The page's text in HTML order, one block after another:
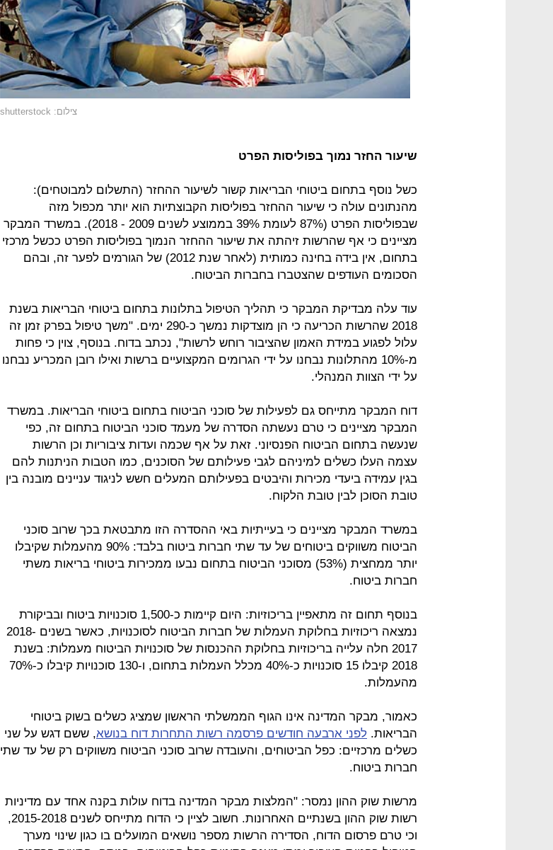
צילום: shutterstock
שיעור החזר נמוך בפוליסות הפרט
כשל נוסף בתחום ביטוחי הבריאות קשור לשיעור ההחזר (התשלום למבוטחים):
מהנתונים עולה כי שיעור ההחזר בפוליסות הקבוצתיות הוא יותר מכפול מזה
שבפוליסות הפרט (87% לעומת 39% בממוצע לשנים 2009 - 2018). במשרד המבקר
מציינים כי אף שהרשות זיהתה את שיעור ההחזר הנמוך בפוליסות הפרט ככשל מרכזי
בתחום, אין בידה בחינה כמותית (לאחר שנת 2012) של הגורמים לפער זה, ובהם
הסכומים העודפים שהצטברו בחברות הביטוח.
עוד עלה מבדיקת המבקר כי תהליך הטיפול בתלונות בתחום ביטוחי הבריאות בשנת
2018 שהרשות הכריעה כי הן מוצדקות נמשך כ-290 ימים. "משך טיפול בפרק זמן זה
עלול לפגוע במידת האמון שהציבור רוחש לרשות", נכתב בדוח. בנוסף, צוין כי פחות
מ-10% מהתלונות נבחנו על ידי הגרומים המקצועיים ברשות ואילו רובן המכריע נבחנו
על ידי הצוות המנהלי.
דוח המבקר מתייחס גם לפעילות של סוכני הביטוח בתחום ביטוחי הבריאות. במשרד
המבקר מציינים כי טרם נעשתה הסדרה של מעמד סוכני הביטוח בתחום זה, כפי
שנעשה בתחום הביטוח הפנסיוני. זאת על אף שכמה ועדות ציבוריות וכן הרשות
עצמה העלו כשלים למיניהם לגבי פעילותם של הסוכנים, כמו הטבות הניתנות להם
בגין עמידה ביעדי מכירות והיבטים בפעילותם המעלים חשש לניגוד עניינים מובנה בין
טובת הסוכן לבין טובת הלקוח.
במשרד המבקר מציינים כי בעייתיות באי ההסדרה הזו מתבטאת בכך שרוב סוכני
הביטוח משווקים ביטוחים של עד שתי חברות ביטוח בלבד: 90% מהעמלות שקיבלו
יותר ממחצית (53%) מסוכני הביטוח בתחום נבעו ממכירות ביטוחי בריאות משתי
חברות ביטוח.
בנוסף תחום זה מתאפיין בריכוזיות: היום קיימות כ-1,500 סוכנויות ביטוח ובביקורת
נמצאה ריכוזיות בחלוקת העמלות של חברות הביטוח לסוכנויות, כאשר בשנים 2018-
2017 חלה עלייה בריכוזיות בחלוקת ההכנסות של סוכנויות הביטוח מעמלות: בשנת
2018 קיבלו 15 סוכנויות כ-40% מכלל העמלות בתחום, ו-130 סוכנויות קיבלו כ-70%
מהעמלות.
כאמור, מבקר המדינה אינו הגוף הממשלתי הראשון שמציג כשלים בשוק ביטוחי
הבריאות. לפני ארבעה חודשים פרסמה רשות התחרות דוח בנושא, ששם דגש על שני
כשלים מרכזיים: כפל הביטוחים, והעובדה שרוב סוכני הביטוח משווקים רק של עד שתי
חברות ביטוח.
מרשות שוק ההון נמסר: "המלצות מבקר המדינה בדוח עולות בקנה אחד עם מדיניות
רשות שוק ההון בשנתיים האחרונות. חשוב לציין כי הדוח מתייחס לשנים 2015-2018,
וכי טרם פרסום הדוח, הסדירה הרשות מספר נושאים המועלים בו כגון שינוי מערך